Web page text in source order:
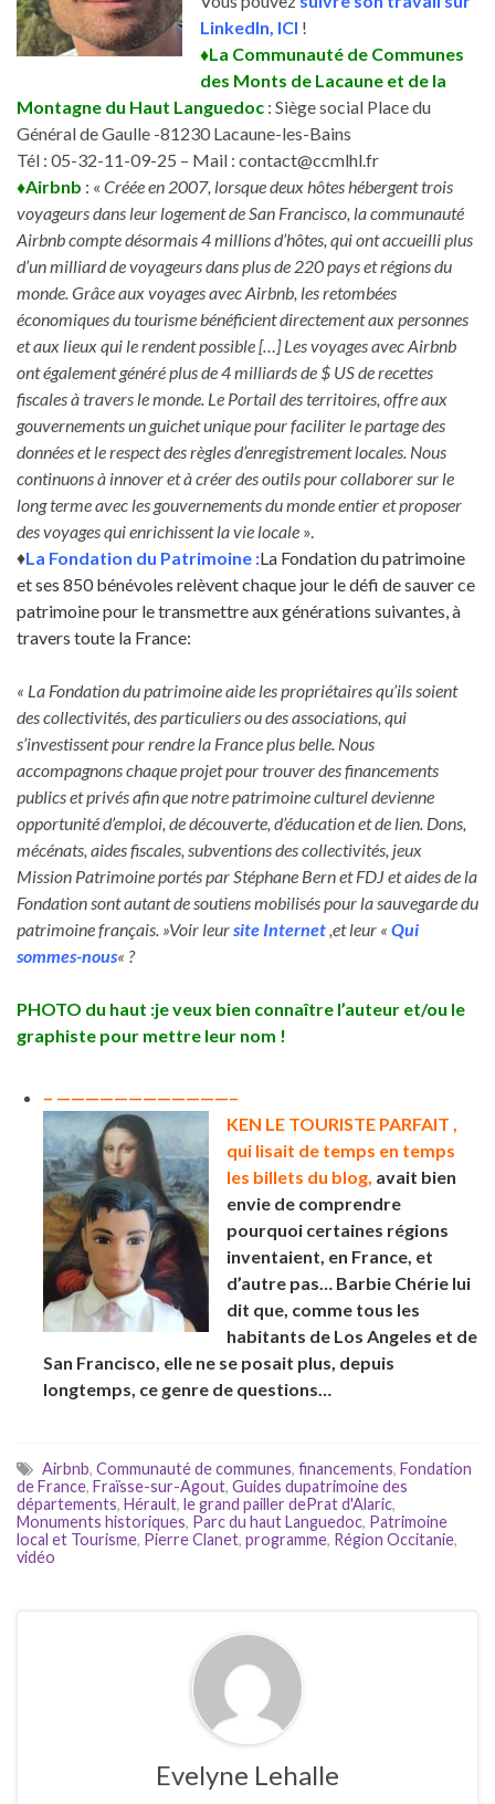
LinkedIn, ICI !
♦La Communauté de Communes
des Monts de Lacaune et de la
Montagne du Haut Languedoc : Siège social Place du
Général de Gaulle -81230 Lacaune-les-Bains
Tél : 05-32-11-09-25 – Mail : contact@ccmlhl.fr
♦Airbnb : « Créée en 2007, lorsque deux hôtes hébergent trois
voyageurs dans leur logement de San Francisco, la communauté
Airbnb compte désormais 4 millions d’hôtes, qui ont accueilli plus
d’un milliard de voyageurs dans plus de 220 pays et régions du
monde. Grâce aux voyages avec Airbnb, les retombées
économiques du tourisme bénéficient directement aux personnes
et aux lieux qui le rendent possible […] Les voyages avec Airbnb
ont également généré plus de 4 milliards de $ US de recettes
fiscales à travers le monde. Le Portail des territoires, offre aux
gouvernements un guichet unique pour faciliter le partage des
données et le respect des règles d’enregistrement locales. Nous
continuons à innover et à créer des outils pour collaborer sur le
long terme avec les gouvernements du monde entier et proposer
des voyages qui enrichissent la vie locale ».
♦La Fondation du Patrimoine :La Fondation du patrimoine
et ses 850 bénévoles relèvent chaque jour le défi de sauver ce
patrimoine pour le transmettre aux générations suivantes, à
travers toute la France:
« La Fondation du patrimoine aide les propriétaires qu’ils soient
des collectivités, des particuliers ou des associations, qui
s’investissent pour rendre la France plus belle. Nous
accompagnons chaque projet pour trouver des financements
publics et privés afin que notre patrimoine culturel devienne
opportunité d’emploi, de découverte, d’éducation et de lien. Dons,
mécénats, aides fiscales, subventions des collectivités, jeux
Mission Patrimoine portés par Stéphane Bern et FDJ et aides de la
Fondation sont autant de soutiens mobilisés pour la sauvegarde du
patrimoine français. »Voir leursite Internet,et leur « Qui
sommes-nous« ?
PHOTO du haut :je veux bien connaître l’auteur et/ou le
graphiste pour mettre leur nom !
– ————————————–
KEN LE TOURISTE PARFAIT ,
qui lisait de temps en temps
les billets du blog, avait bien
envie de comprendre
pourquoi certaines régions
inventaient, en France, et
d’autre pas… Barbie Chérie lui
dit que, comme tous les
habitants de Los Angeles et de
San Francisco, elle ne se posait plus, depuis
longtemps, ce genre de questions…
Airbnb, Communauté de communes, financements, Fondation
de France, Fraïsse-sur-Agout, Guides dupatrimoine des
départements, Hérault, le grand pailler dePrat d'Alaric,
Monuments historiques, Parc du haut Languedoc, Patrimoine
local et Tourisme, Pierre Clanet, programme, Région Occitanie,
vidéo
Evelyne Lehalle